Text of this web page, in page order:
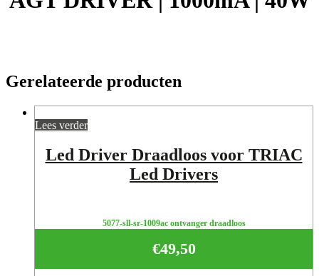
Gerelateerde producten
Lees verder
Led Driver Draadloos voor TRIAC
Led Drivers
5077-sll-sr-1009ac ontvanger draadloos
€49,50